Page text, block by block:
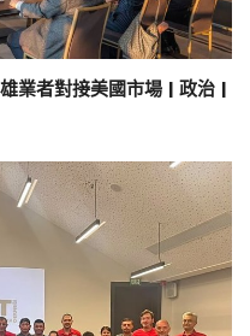
業者對接美國市場 | 政治 |